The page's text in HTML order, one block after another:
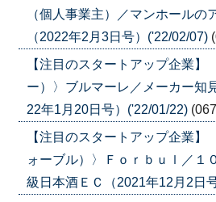
（個人事業主）／マンホールの
（2022年2月3日号）('22/02/07)
【注目のスタートアップ企業
ー）〉ブルマーレ／メーカー知
22年1月20日号）('22/01/22)
【注目のスタートアップ企業
ォーブル）〉Ｆｏｒｂｕｌ／１
級日本酒ＥＣ（2021年12月2日